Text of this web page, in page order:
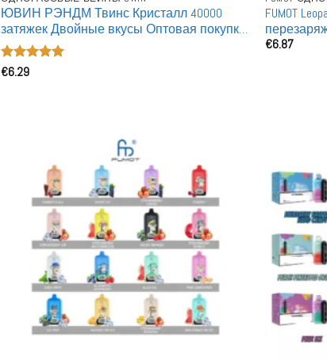
ЮВИН РЭНДМ Твинс Кристалл 40000
затяжек Двойные вкусы Оптовая покупка
Заряжаемые Одноразовые вейпы
Оценка
€6.29
FUMOT
для
€6.87